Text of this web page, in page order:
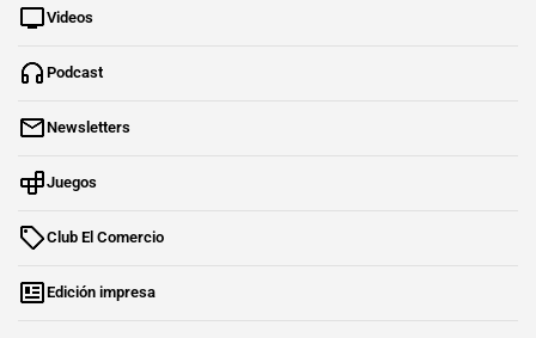
Videos
Podcast
Newsletters
Juegos
Club El Comercio
Edición impresa